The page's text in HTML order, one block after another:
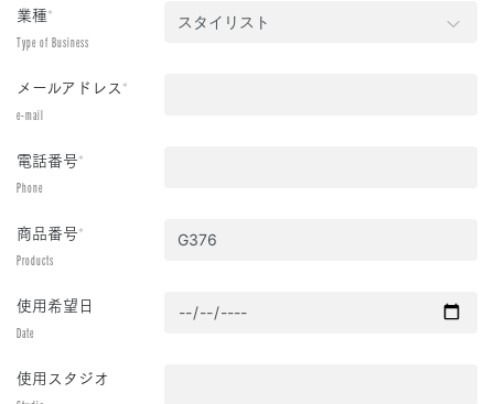
業種*
Type of Business
メールアドレス*
e-mail
電話番号*
Phone
商品番号*
Products
使用希望日
Date
使用スタジオ